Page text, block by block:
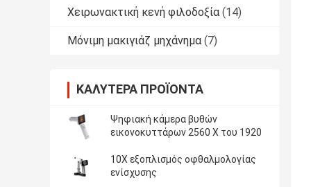
Χειρωνακτική κενή φιλοδοξία (14)
Μόνιμη μακιγιάζ μηχάνημα (7)
ΚΑΛΎΤΕΡΑ ΠΡΟΪΌΝΤΑ
Ψηφιακή κάμερα βυθών
εικονοκυττάρων 2560 X του 1920
10X εξοπλισμός οφθαλμολογίας
ενίσχυσης